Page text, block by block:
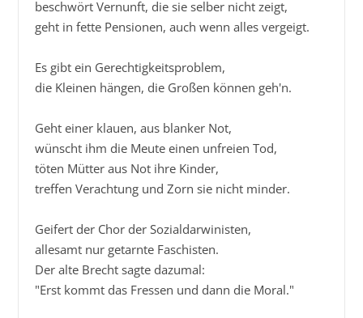
beschwört Vernunft, die sie selber nicht zeigt,
geht in fette Pensionen, auch wenn alles vergeigt.
Es gibt ein Gerechtigkeitsproblem,
die Kleinen hängen, die Großen können geh'n.
Geht einer klauen, aus blanker Not,
wünscht ihm die Meute einen unfreien Tod,
töten Mütter aus Not ihre Kinder,
treffen Verachtung und Zorn sie nicht minder.
Geifert der Chor der Sozialdarwinisten,
allesamt nur getarnte Faschisten.
Der alte Brecht sagte dazumal:
"Erst kommt das Fressen und dann die Moral."